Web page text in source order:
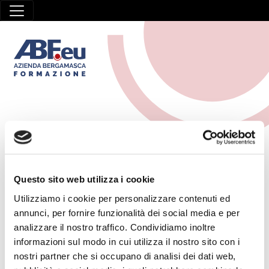
Questo sito web utilizza i cookie
Utilizziamo i cookie per personalizzare contenuti ed
annunci, per fornire funzionalità dei social media e per
analizzare il nostro traffico. Condividiamo inoltre
informazioni sul modo in cui utilizza il nostro sito con i
nostri partner che si occupano di analisi dei dati web,
COMUNICAZIONE-E-
MARKETING
HOME/COMUNICAZIONE-E-MARKETING
31 Marzo 2026
Comunicazione efficace nel lavoro